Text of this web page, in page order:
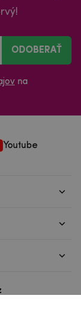
ODOBERAŤ
na
Youtube